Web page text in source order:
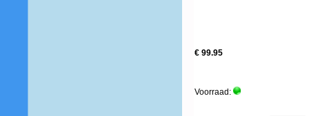
€ 99.95
Voorraad: